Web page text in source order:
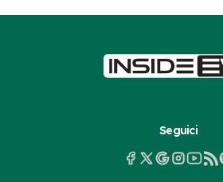
Seguici